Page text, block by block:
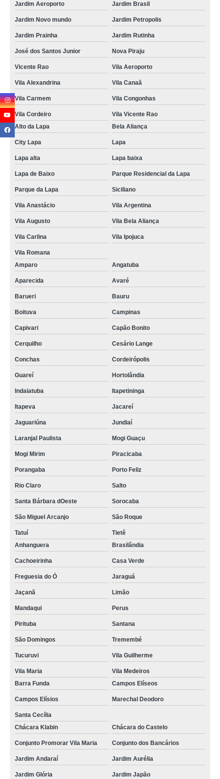
Jardim Aeroporto Jardim Brasil
Jardim Novo mundo Jardim Petropolis
Jardim Prainha Jardim Rutinha
José dos Santos Junior Nova Piraju
Vicente Rao Vila Aeroporto
Vila Alexandrina Vila Canaã
Vila Carmem Vila Congonhas
Vila Cordeiro
Vila Vicente Rao
Alto da Lapa
Bela Aliança
City Lapa Lapa
Lapa alta Lapa baixa
Lapa de Baixo Parque Residencial da Lapa
Parque da Lapa Siciliano
Vila Anastácio Vila Argentina
Vila Augusto Vila Bela Aliança
Vila Carlina Vila Ipojuca
Vila Romana
Amparo
Angatuba
Aparecida Avaré
Barueri Bauru
Boituva Campinas
Capivari Capão Bonito
Cerquilho Cesário Lange
Conchas Cordeirópolis
Guareí Hortolândia
Indaiatuba Itapetininga
Itapeva Jacareí
Jaguariúna Jundiaí
Laranjal Paulista Mogi Guaçu
Mogi Mirim Piracicaba
Porangaba Porto Feliz
Rio Claro Salto
Santa Bárbara dOeste Sorocaba
São Miguel Arcanjo São Roque
Tatuí
Tietê
Anhanguera
Brasilândia
Cachoeirinha Casa Verde
Freguesia do Ó Jaraguá
Jaçanã Limão
Mandaqui Perus
Pirituba Santana
São Domingos Tremembé
Tucuruvi Vila Guilherme
Vila Maria
Vila Medeiros
Barra Funda
Campos Elíseos
Campos Elísios Marechal Deodoro
Santa Cecília
Chácara Klabin
Chácara do Castelo
Conjunto Promorar Vila Maria Conjunto dos Bancários
Jardim Andaraí Jardim Aurélia
Jardim Glória Jardim Japão